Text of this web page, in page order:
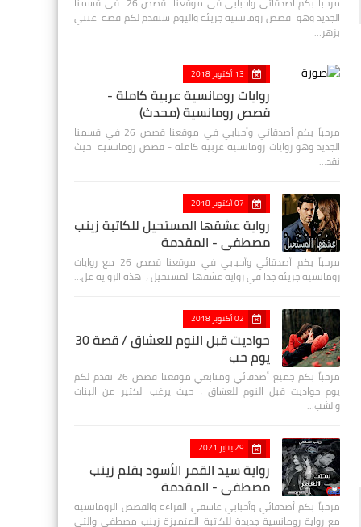
الجديد وهو قصص رومانسية جريئة واليوم سنقدم لكم قصة اعتني
بزهر…
13 أكتوبر 2018
روايات رومانسية عربية كاملة -
قصص رومانسية (محدث)
مرحباً بكم أصدقائي وأحبابي في موقعنا قصص 26 في قسمنا
الجديد وهو روايات رومانسية عربية كاملة - قصص رومانسية حيث
نقد…
07 أكتوبر 2018
رواية عشقها المستحيل للكاتبة زينب
مصطفي - المقدمة
مرحباً بكم أصدقائي وأحبابي في موقعنا قصص 26 مع روايات
رومانسية جريئة جدا في رواية عشقها المستحيل ، هذه الرواية عل…
02 أكتوبر 2018
حواديت قبل النوم للعشاق / قصة 30
يوم حب
مرحباً بكم جميع أصدقائي ومتابعي موقعنا قصص 26 نقدم لكم
يوم حواديت قبل النوم للعشاق ، حيث يرغب الكثير من البنات
والشب…
29 يناير 2021
رواية سيد القمر الأسود بقلم زينب
مصطفي - المقدمة
مرحباً بكم أصدقائي وأحبابي عاشقي القراءة والقصص الرومانسية
مع رواية رومانسية جديدة للكاتبة المتميزة زينب مصطفى والتي